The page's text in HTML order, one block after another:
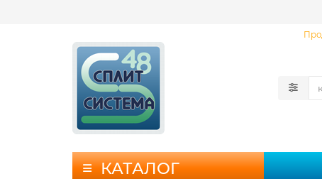
КАТАЛОГ